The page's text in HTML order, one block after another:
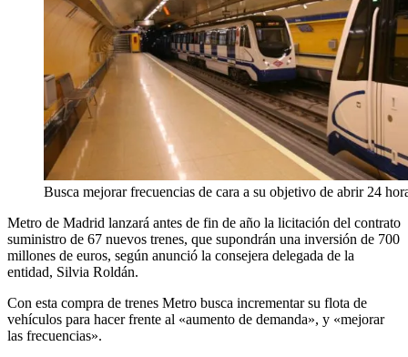
Busca mejorar frecuencias de cara a su objetivo de abrir 24
Metro de Madrid lanzará antes de fin de año la licitación del contrato
suministro de 67 nuevos trenes, que supondrán una inversión de 700
millones de euros, según anunció la consejera delegada de la
entidad, Silvia Roldán.
Con esta compra de trenes Metro busca incrementar su flota de
vehículos para hacer frente al «aumento de demanda», y «mejorar
las frecuencias».